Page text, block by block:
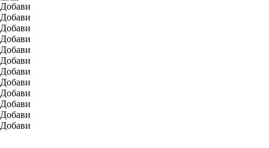
Добави
Добави
Добави
Добави
Добави
Добави
Добави
Добави
Добави
Добави
Добави
Добави